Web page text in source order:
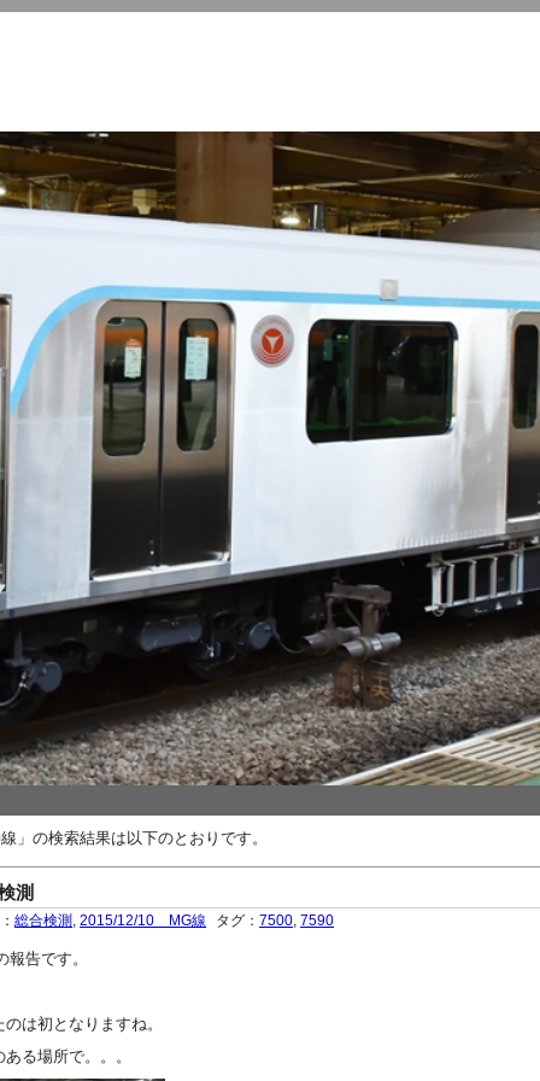
の検索結果は以下のとおりです。
測
総合検測 ,2015/12/10 MG線 タグ：7500 ,7590
告です。
は初となりますね。
る場所で。。。